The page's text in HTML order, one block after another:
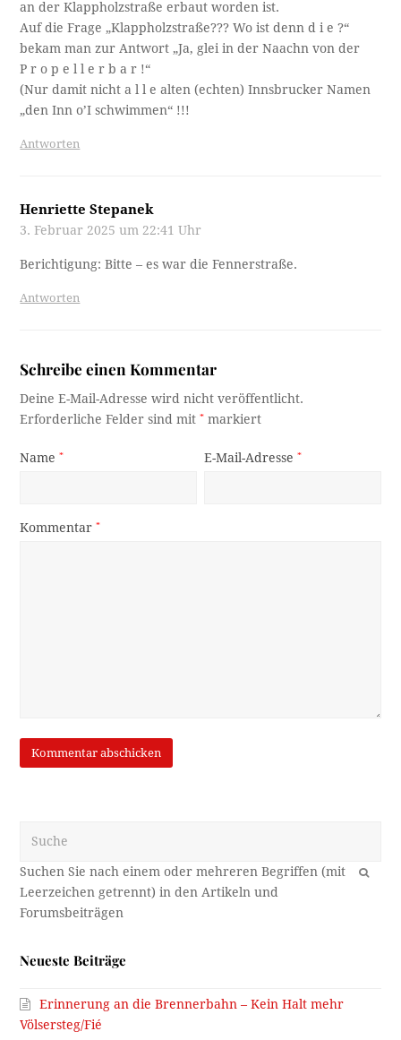
an der Klappholzstraße erbaut worden ist.
Auf die Frage „Klappholzstraße??? Wo ist denn d i e ?“
bekam man zur Antwort „Ja, glei in der Naachn von der
P r o p e l l e r b a r !“
(Nur damit nicht a l l e alten (echten) Innsbrucker Namen
„den Inn o’I schwimmen“ !!!
Antworten
Henriette Stepanek
3. Februar 2025 um 22:41 Uhr
Berichtigung: Bitte – es war die Fennerstraße.
Antworten
Schreibe einen Kommentar
Deine E-Mail-Adresse wird nicht veröffentlicht.
Erforderliche Felder sind mit* markiert
Name* E-Mail-Adresse*
Kommentar*
OK
Neueste Beiträge
Erinnerung an die Brennerbahn – Kein Halt mehr
Völsersteg/Fié